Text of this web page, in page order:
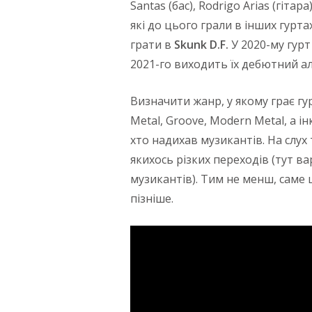
Santas (бас), Rodrigo Arias
які до цього грали в інших
грати в Skunk D.F. У 2020-му
2021-го виходить їх дебютний
Визначити жанр, у якому грає
Metal, Groove, Modern Metal, а
хто надихав музикантів. На
якихось різких переходів (тут
музикантів). Тим не менш, саме
пізніше.